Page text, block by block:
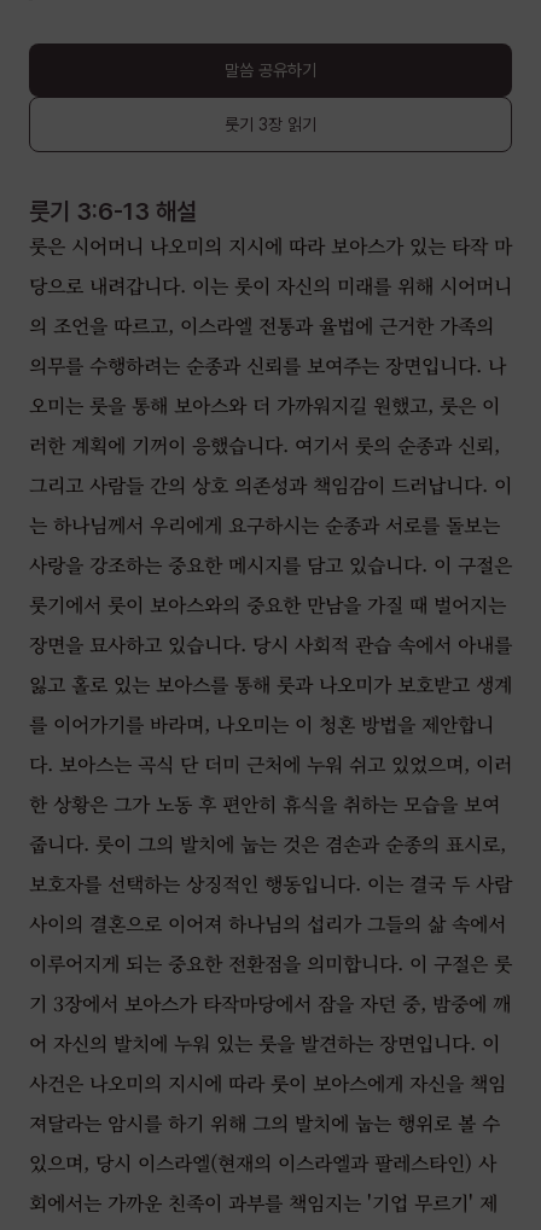
말씀 공유하기
룻기 3장 읽기
룻기 3:6-13 해설
룻은 시어머니 나오미의 지시에 따라 보아스가 있는 타작 마
당으로 내려갑니다. 이는 룻이 자신의 미래를 위해 시어머니
의 조언을 따르고, 이스라엘 전통과 율법에 근거한 가족의
의무를 수행하려는 순종과 신뢰를 보여주는 장면입니다. 나
오미는 룻을 통해 보아스와 더 가까워지길 원했고, 룻은 이
러한 계획에 기꺼이 응했습니다. 여기서 룻의 순종과 신뢰,
그리고 사람들 간의 상호 의존성과 책임감이 드러납니다. 이
는 하나님께서 우리에게 요구하시는 순종과 서로를 돌보는
사랑을 강조하는 중요한 메시지를 담고 있습니다. 이 구절은
룻기에서 룻이 보아스와의 중요한 만남을 가질 때 벌어지는
장면을 묘사하고 있습니다. 당시 사회적 관습 속에서 아내를
잃고 홀로 있는 보아스를 통해 룻과 나오미가 보호받고 생계
를 이어가기를 바라며, 나오미는 이 청혼 방법을 제안합니
다. 보아스는 곡식 단 더미 근처에 누워 쉬고 있었으며, 이러
한 상황은 그가 노동 후 편안히 휴식을 취하는 모습을 보여
줍니다. 룻이 그의 발치에 눕는 것은 겸손과 순종의 표시로,
보호자를 선택하는 상징적인 행동입니다. 이는 결국 두 사람
사이의 결혼으로 이어져 하나님의 섭리가 그들의 삶 속에서
이루어지게 되는 중요한 전환점을 의미합니다. 이 구절은 룻
기 3장에서 보아스가 타작마당에서 잠을 자던 중, 밤중에 깨
어 자신의 발치에 누워 있는 룻을 발견하는 장면입니다. 이
사건은 나오미의 지시에 따라 룻이 보아스에게 자신을 책임
져달라는 암시를 하기 위해 그의 발치에 눕는 행위로 볼 수
있으며, 당시 이스라엘(현재의 이스라엘과 팔레스타인) 사
회에서는 가까운 친족이 과부를 책임지는 '기업 무르기' 제